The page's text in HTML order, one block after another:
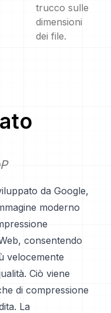
trucco sulle
dimensioni
dei file.
da Google,
moderno
consentendo
velocemente
Ciò viene
di compressione
La